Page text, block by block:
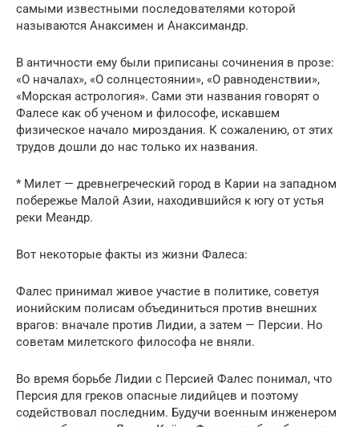
самыми известными последователями которой
называются Анаксимен и Анаксимандр.
В античности ему были приписаны сочинения в прозе:
«О началах», «О солнцестоянии», «О равноденствии»,
«Морская астрология». Сами эти названия говорят о
Фалесе как об ученом и философе, искавшем
физическое начало мироздания. К сожалению, от этих
трудов дошли до нас только их названия.
* Милет — древнегреческий город в Карии на западном
побережье Малой Азии, находившийся к югу от устья
реки Меандр.
Вот некоторые факты из жизни Фалеса:
Фалес принимал живое участие в политике, советуя
ионийским полисам объединиться против внешних
врагов: вначале против Лидии, а затем — Персии. Но
советам милетского философа не вняли.
Во время борьбе Лидии с Персией Фалес понимал, что
Персия для греков опасные лидийцев и поэтому
содействовал последним. Будучи военным инженером